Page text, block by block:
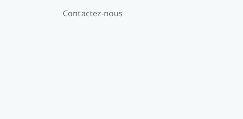
Contactez-nous